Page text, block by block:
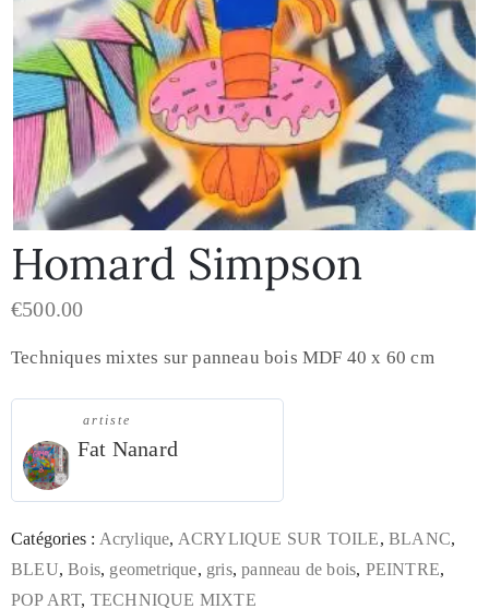
Homard Simpson
€500.00
Techniques mixtes sur panneau bois MDF 40 x 60 cm
artiste
Fat Nanard
Catégories : Acrylique, ACRYLIQUE SUR TOILE,BLANC,
BLEU,Bois, geometrique, gris,panneau de bois, PEINTRE,
POP ART, TECHNIQUE MIXTE